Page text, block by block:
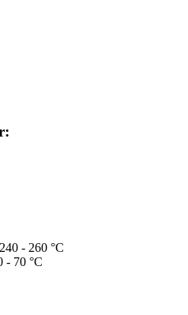
240 - 260 °C
- 70 °C